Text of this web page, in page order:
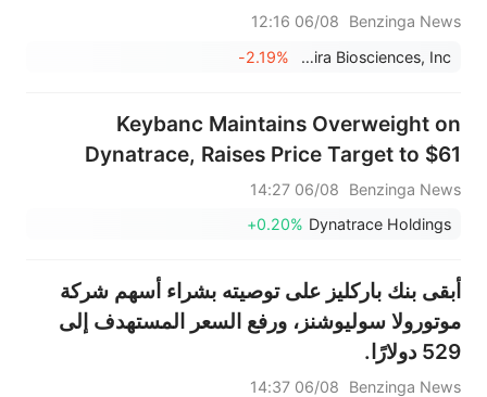
To Severe Knee Osteoarthritis, Showing
Tolerability And Improvements In Pain,
Benzinga News
06/08 12:16
Pacira Biosciences, Inc.
-2.19%
Keybanc Maintains Overweight on
Dynatrace, Raises Price Target to $61
Benzinga News
06/08 14:27
Dynatrace Holdings
+0.20%
أبقى بنك باركليز على توصيته بشراء أسهم شركة
موتورولا سوليوشنز، ورفع السعر المستهدف إلى
529 دولارًا.
Benzinga News
06/08 14:37